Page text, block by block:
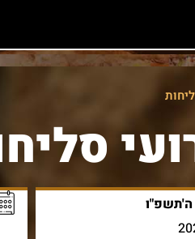
הזמן עכשיו
ה'תשפ"ו